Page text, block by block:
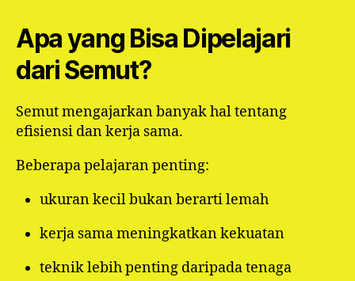
Apa yang Bisa Dipelajari
dari Semut?
Semut mengajarkan banyak hal tentang
efisiensi dan kerja sama.
Beberapa pelajaran penting:
ukuran kecil bukan berarti lemah
kerja sama meningkatkan kekuatan
teknik lebih penting daripada tenaga